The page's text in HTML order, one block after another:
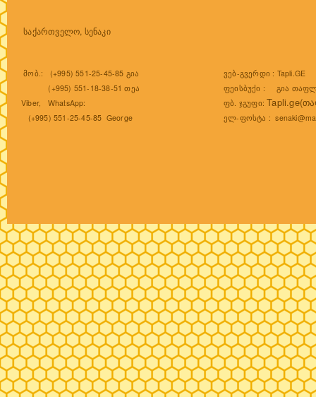
საქართველო, სენაკი
მობ.: (+995) 551-25-45-85 გია
(+995) 551-18-38-51 თეა
Viber, WhatsApp:
(+995) 551-25-45-85 George
ვებ-გვერდი : Tapli.GE
ფეისბუქი : გია
ფბ. ჯგუფი:
ელ-ფოსტა :